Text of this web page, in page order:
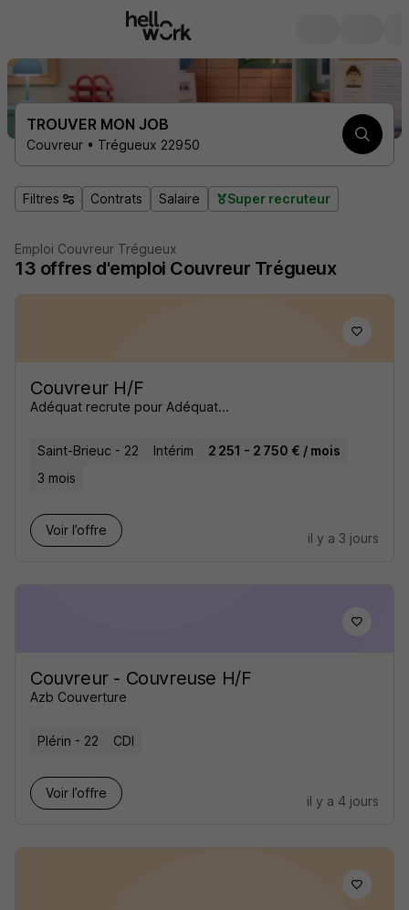
TROUVER MON JOB
Couvreur • Trégueux 22950
Filtres Contrats Salaire Super recruteur
Emploi Couvreur Trégueux
13 offres d'emploi Couvreur Trégueux
Couvreur H/F
Adéquat recrute pour Adéquat...
Saint-Brieuc - 22 Intérim
2 251 - 2 750 € / mois
3 mois
Voir l’offre
il y a 3 jours
Couvreur - Couvreuse H/F
Azb Couverture
Plérin - 22 CDI
Voir l’offre
il y a 4 jours